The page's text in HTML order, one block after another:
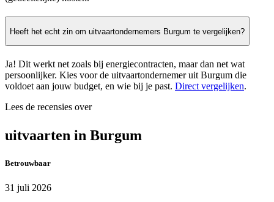
Heeft het echt zin om uitvaartondernemers Burgum te vergelijken?
Ja! Dit werkt net zoals bij energiecontracten, maar dan net wat
persoonlijker. Kies voor de uitvaartondernemer uit Burgum die
voldoet aan jouw budget, en wie bij je past. Direct vergelijken.
Lees de recensies over
uitvaarten in Burgum
Betrouwbaar
31 juli 2026